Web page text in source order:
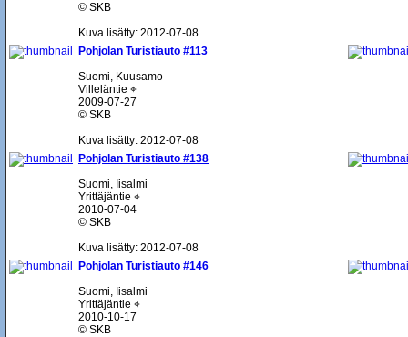
© SKB
Kuva lisätty: 2012-07-08
Pohjolan Turistiauto #113
Suomi, Kuusamo
Villeläntie ⌖
2009-07-27
© SKB
Kuva lisätty: 2012-07-08
Pohjolan Turistiauto #138
Suomi, Iisalmi
Yrittäjäntie ⌖
2010-07-04
© SKB
Kuva lisätty: 2012-07-08
Pohjolan Turistiauto #146
Suomi, Iisalmi
Yrittäjäntie ⌖
2010-10-17
© SKB